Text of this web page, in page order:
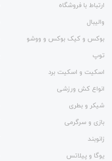
ارتباط با فروشگاه
والیبال
بوکس و کیک بوکس و ووشو
توپ
اسکیت و اسکیت برد
انواع کش ورزشی
شیکر و بطری
بازی و سرگرمی
زانوبند
یوگا و پیلاتس